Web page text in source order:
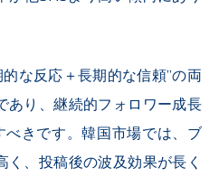
な反応＋長期的な信頼”の両
あり、継続的フォロワー成長
べきです。韓国市場では、ブ
、投稿後の波及効果が長く